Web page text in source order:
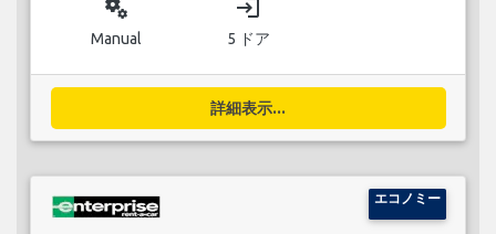
miscellaneous_services
Manual
login
5 ドア
詳細表示...
エコノミー